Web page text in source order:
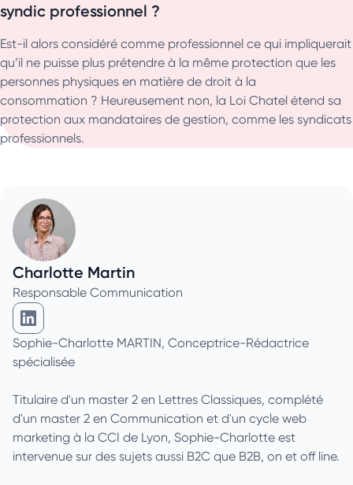
syndic professionnel ?
Est-il alors considéré comme professionnel ce qui impliquerait
qu’il ne puisse plus prétendre à la même protection que les
personnes physiques en matière de droit à la
consommation ? Heureusement non, la Loi Chatel étend sa
protection aux mandataires de gestion, comme les syndicats
professionnels.
Charlotte Martin
Responsable Communication
Charlotte Martin sur Linkedin
Sophie-Charlotte MARTIN, Conceptrice-Rédactrice
spécialisée
Titulaire d'un master 2 en Lettres Classiques, complété
d'un master 2 en Communication et d'un cycle web
marketing à la CCI de Lyon, Sophie-Charlotte est
intervenue sur des sujets aussi B2C que B2B, on et off line.